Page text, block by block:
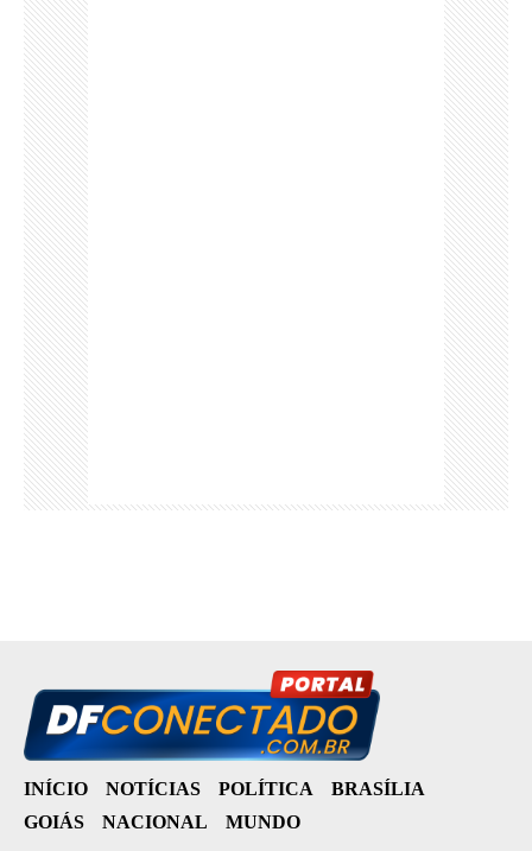
INÍCIO NOTÍCIAS POLÍTICA
BRASÍLIA
GOIÁS
NACIONAL MUNDO